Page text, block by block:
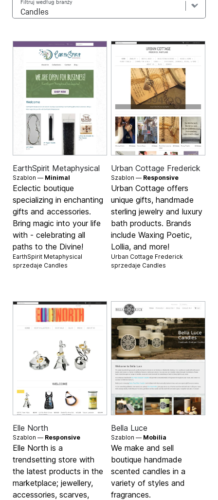
EarthSpirit Metaphysical
Szablon — Minimal
Eclectic boutique
specializing in enchanting
gifts and accessories.
Bring magic into your life
with - celebrating all
paths to the Divine!
EarthSpirit Metaphysical
sprzedaje Candles
Urban Cottage Frederick
Szablon — Responsive
Urban Cottage offers
unique gifts, handmade
sterling jewelry and luxury
bath products. Brands
include Waxing Poetic,
Lollia, and more!
Urban Cottage Frederick
sprzedaje Candles
Elle North
Szablon — Responsive
Elle North is a
trendsetting store with
the latest products in the
marketplace; jewellery,
accessories, scarves,
Bella Luce
Szablon — Mobilia
We make and sell
boutique handmade
scented candles in a
variety of styles and
fragrances.